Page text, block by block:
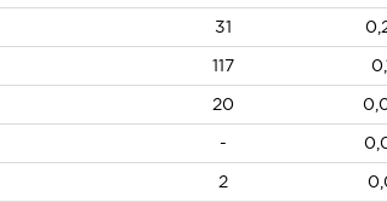
31
117
20
-
2